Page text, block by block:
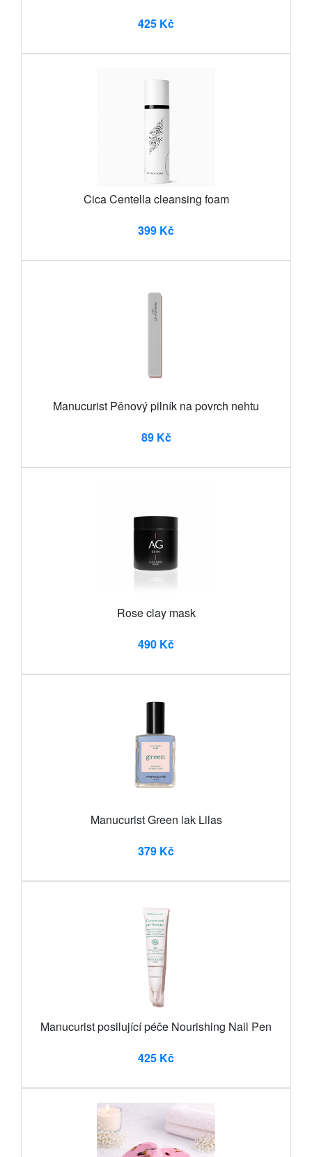
425 Kč
Cica Centella cleansing foam
399 Kč
Manucurist Pěnový pilník na povrch nehtu
89 Kč
Rose clay mask
490 Kč
Manucurist Green lak Lilas
379 Kč
Manucurist posilující péče Nourishing Nail Pen
425 Kč